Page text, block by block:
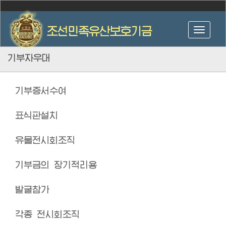
기부자우대
기부증서수여
표식판설치
유물전시회조직
기부금의 장기적리용
발굴참가
각종 전시회조직